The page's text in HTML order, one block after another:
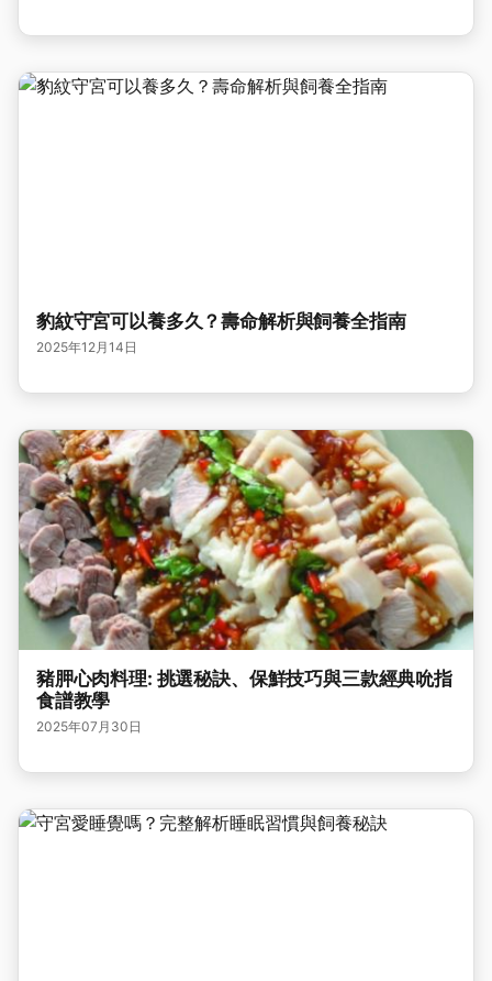
豹紋守宮可以養多久？壽命解析與飼養全指南
2025年12月14日
豬胛心肉料理: 挑選秘訣、保鮮技巧與三款經典吮指
食譜教學
2025年07月30日